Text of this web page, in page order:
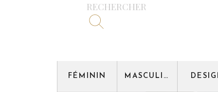
RECHERCHER
FÉMININ MASCULIN